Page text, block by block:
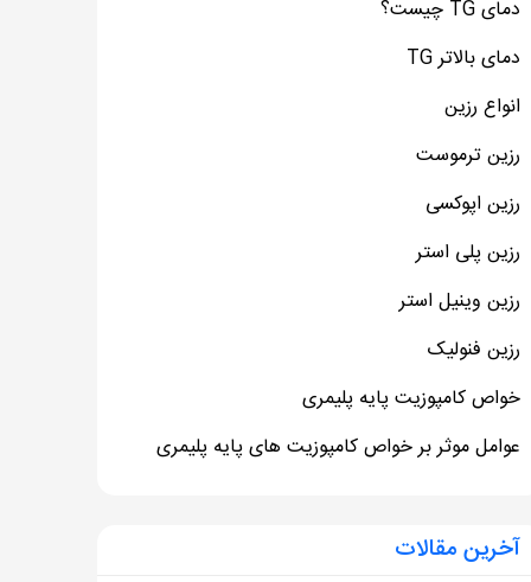
دمای TG چیست؟
دمای بالاتر TG
انواع رزین
رزین ترموست
رزین اپوکسی
رزین پلی استر
رزین وینیل استر
رزین فنولیک
خواص کامپوزیت پایه پلیمری
عوامل موثر بر خواص کامپوزیت های پایه پلیمری
آخرین مقالات